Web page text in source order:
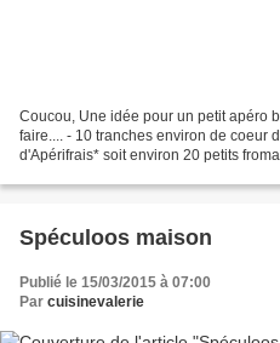
Coucou, Une idée pour un petit apéro
faire.... - 10 tranches environ de coeur
d'Apérifrais* soit environ 20 petits
Spéculoos maison
Publié le 15/03/2015 à 07:00
Par cuisinevalerie